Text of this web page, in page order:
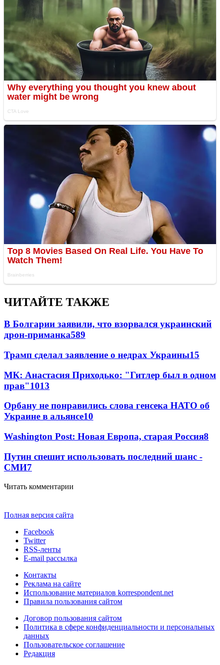
ЧИТАЙТЕ ТАКЖЕ
В Болгарии заявили, что взорвался украинский
дрон-приманка589
Трамп сделал заявление о недрах Украины15
МК: Анастасия Приходько: "Гитлер был в одном
прав"1013
Орбану не понравились слова генсека НАТО об
Украине в альянсе10
Washington Post: Новая Европа, старая Россия8
Путин спешит использовать последний шанс -
СМИ7
Читать комментарии
Полная версия сайта
Facebook
Twitter
RSS-ленты
E-mail рассылка
Контакты
Реклама на сайте
Использование материалов korrespondent.net
Правила пользования сайтом
Договор пользования сайтом
Политика в сфере конфиденциальности и персональных
данных
Пользовательское соглашение
Редакция